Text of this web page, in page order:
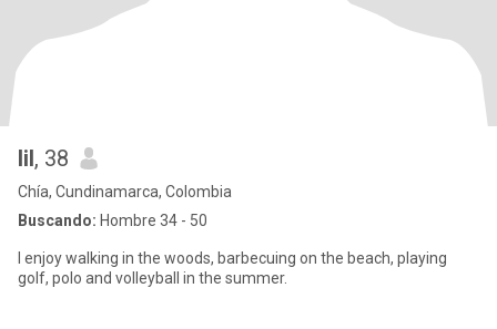
lil, 38
Chía, Cundinamarca, Colombia
Buscando: Hombre 34 - 50
I enjoy walking in the woods, barbecuing on the beach, playing
golf, polo and volleyball in the summer.